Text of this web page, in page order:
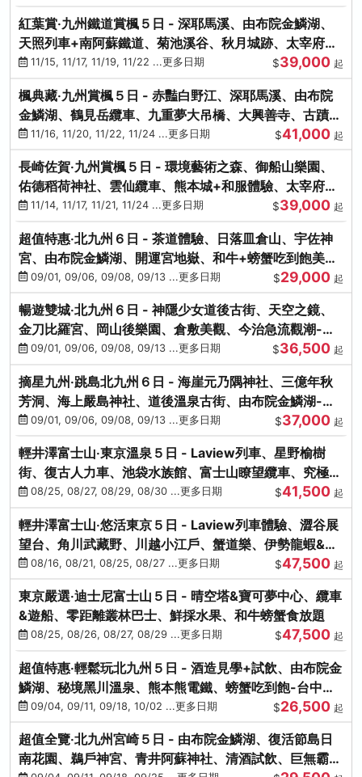
紅葉賞‧九州鐵道賞楓５日 - 深耶馬溪、由布院金鱗湖、
天照列車+南阿蘇鐵道、菊池溪谷、秋月城跡、太宰府天
滿宮、竈門神社
11/15, 11/17, 11/19, 11/22 ...更多日期 $39,000 起
楓典藏‧九州賞楓５日 - 赤豔白野江、深耶馬溪、由布院
金鱗湖、鶴見岳纜車、九重夢大吊橋、大興善寺、古蹟河
豚+和牛饗宴
11/16, 11/20, 11/22, 11/24 ...更多日期 $41,000 起
長崎佐賀‧九州賞楓５日 - 環境藝術之森、御船山樂園、
佑德稻荷神社、雲仙纜車、熊本城+和服體驗、太宰府天
滿宮、光明禪寺
11/14, 11/17, 11/21, 11/24 ...更多日期 $39,000 起
超值特惠‧北九州６日 - 茶道體驗、日落皿倉山、宇佐神
宮、由布院金鱗湖、開運宮地嶽、和牛+螃蟹吃到飽美
饌-台中出發
09/01, 09/06, 09/08, 09/13 ...更多日期 $29,000 起
暢遊雙城‧北九州６日 - 神隱少女道後古街、天空之鏡、
金刀比羅宮、岡山後樂園、倉敷美觀、今治急流觀潮-台
中出發
09/01, 09/06, 09/08, 09/13 ...更多日期 $36,500 起
摘星九州‧跳島北九州６日 - 海崖元乃隅神社、三億年秋
芳洞、海上嚴島神社、道後溫泉古街、由布院金鱗湖-台
中出發
09/01, 09/06, 09/08, 09/13 ...更多日期 $37,000 起
輕井澤富士山‧東京溫泉５日 - Laview列車、星野榆樹
街、復古人力車、池袋水族館、富士山瞭望纜車、究極海
鮮食放題
08/25, 08/27, 08/29, 08/30 ...更多日期 $41,500 起
輕井澤富士山‧悠活東京５日 - Laview列車體驗、澀谷展
望台、角川武藏野、川越小江戶、蟹道樂、伊勢龍蝦&海
膽生魚片
08/16, 08/21, 08/25, 08/27 ...更多日期 $47,500 起
東京嚴選‧迪士尼富士山５日 - 晴空塔&寶可夢中心、纜車
&遊船、零距離叢林巴士、鮮採水果、和牛螃蟹食放題
08/25, 08/26, 08/27, 08/29 ...更多日期 $47,500 起
超值特惠‧輕鬆玩北九州５日 - 酒造見學+試飲、由布院金
鱗湖、秘境黑川溫泉、熊本熊電鐵、螃蟹吃到飽-台中出
發09/04, 09/11, 09/18, 10/02 ...更多日期 $26,500 起
超值全覽‧北九州宮崎５日 - 由布院金鱗湖、復活節島日
南花園、鵜戶神宮、青井阿蘇神社、清酒試飲、巨無霸熊